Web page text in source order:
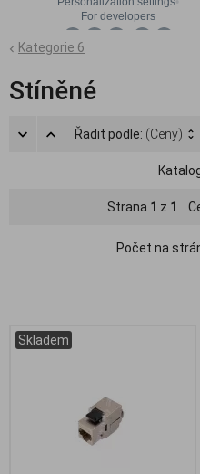
Kategorie 6
Stíněné
Řadit podle: (Ceny)
Strana 1 z 1
Počet na
Skladem